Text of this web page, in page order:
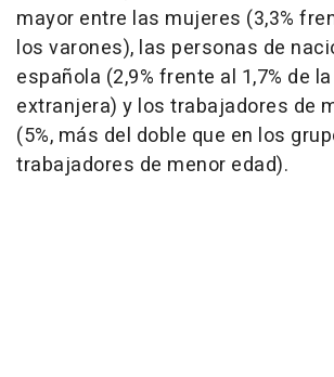
mayor entre las mujeres (3,3%
los varones), las personas de
española (2,9% frente al 1,7% de
extranjera) y los trabajadores de
(5%, más del doble que en los
trabajadores de menor edad).